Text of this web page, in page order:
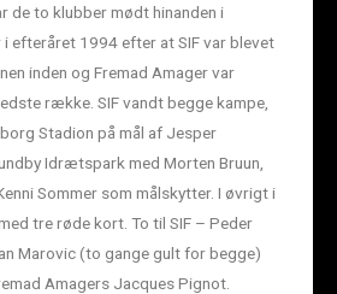
de to klubber mødt hinanden i
i efteråret 1994 efter at SIF var blevet
inden og Fremad Amager var
række. SIF vandt begge kampe,
Stadion på mål af Jesper
Idrætspark med Morten Bruun,
Sommer som målskytter. I øvrigt i
tre røde kort. To til SIF – Peder
Marovic (to gange gult for begge)
Amagers Jacques Pignot.